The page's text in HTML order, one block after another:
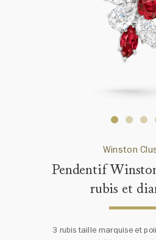
Winston
Pendentif
rubis et
3 rubis taille marquise et